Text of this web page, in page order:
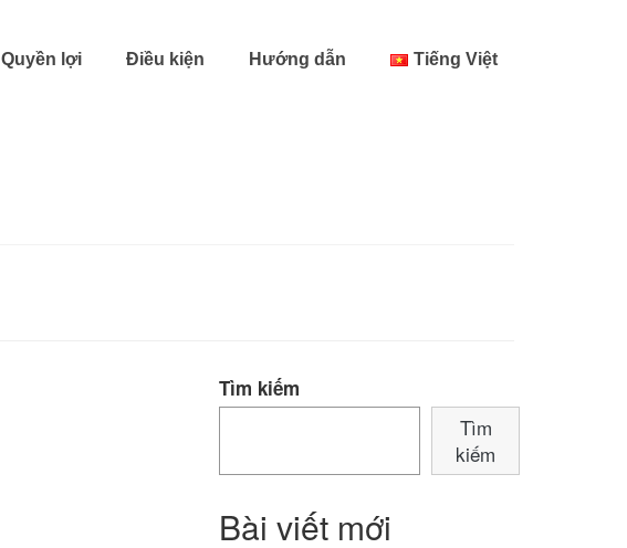
Quyền lợi Điều kiện Hướng dẫn Tiếng Việt
Tìm kiếm
Tìm
kiếm
Bài viết mới